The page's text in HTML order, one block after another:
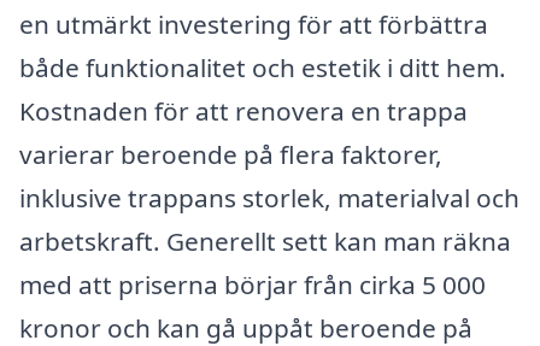
en utmärkt investering för att förbättra
både funktionalitet och estetik i ditt hem.
Kostnaden för att renovera en trappa
varierar beroende på flera faktorer,
inklusive trappans storlek, materialval och
arbetskraft. Generellt sett kan man räkna
med att priserna börjar från cirka 5 000
kronor och kan gå uppåt beroende på